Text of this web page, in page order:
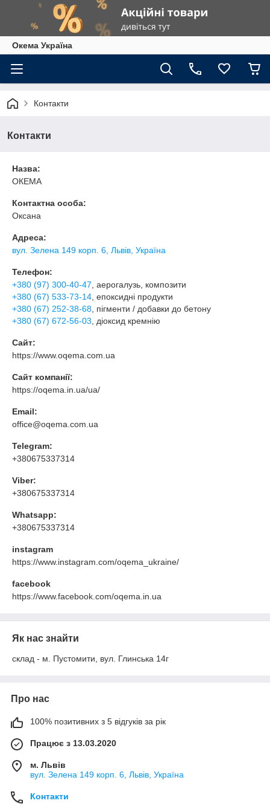
Окема Україна
Контакти
Контакти
Назва:
ОКЕМА
Контактна особа:
Оксана
Адреса:
вул. Зелена 149 корп. 6, Львів, Україна
Телефон:
+380 (97) 300-40-47 , аерогалузь, композити
+380 (67) 533-73-14 , епоксидні продукти
+380 (67) 252-38-68 , пігменти / добавки до бетону
+380 (67) 672-56-03 , діоксид кремнію
Сайт:
https://www.oqema.com.ua
Сайт компанії:
https://oqema.in.ua/ua/
Email:
office@oqema.com.ua
Telegram:
+380675337314
Viber:
+380675337314
Whatsapp:
+380675337314
instagram
https://www.instagram.com/oqema_ukraine/
facebook
https://www.facebook.com/oqema.in.ua
Як нас знайти
склад - м. Пустомити, вул. Глинська 14г
Про нас
100% позитивних з 5 відгуків за рік
Працює з 13.03.2020
м. Львів
вул. Зелена 149 корп. 6, Львів, Україна
Контакти